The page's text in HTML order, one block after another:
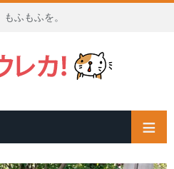
もふもふを。